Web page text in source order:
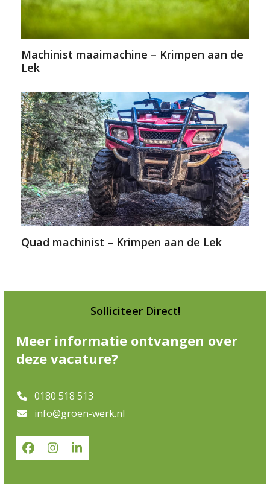
Machinist maaimachine – Krimpen aan de
Lek
Quad machinist – Krimpen aan de Lek
Solliciteer Direct!
Meer informatie ontvangen over
deze vacature?
0180 518 513
info@groen-werk.nl
Facebook
Instagram
LinkedIn